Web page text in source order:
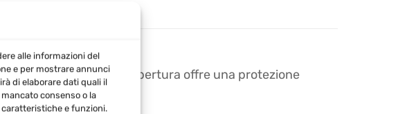
alle informazioni del
e per mostrare annunci
di elaborare dati quali il
consenso o la
e funzioni.
serie ART. Questa copertura offre una protezione